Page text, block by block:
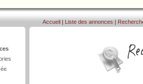
Accueil | Liste des annonces |